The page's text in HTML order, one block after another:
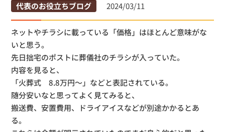
代表のお役立ちブログ 2024/03/11
ネットやチラシに載っている「価格」はほとんど意味がな
いと思う。
先日拙宅のポストに葬儀社のチラシが入っていた。
内容を見ると、
「火葬式 8.8万円～」などと表記されている。
随分安いなと思ってよく見てみると、
搬送費、安置費用、ドライアイスなどが別途かかるとあ
る。